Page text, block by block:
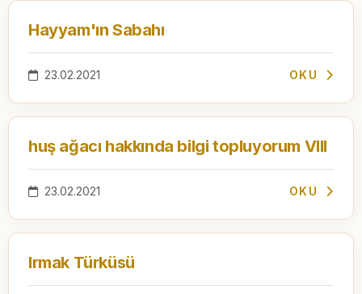
Hayyam'ın Sabahı
23.02.2021 OKU
huş ağacı hakkında bilgi topluyorum VIII
23.02.2021 OKU
Irmak Türküsü